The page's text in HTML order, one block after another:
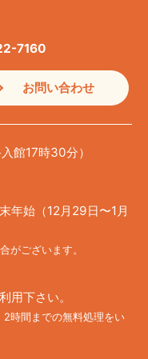
7160
お問い合わせ
館17時30分）
年始（12月29日〜1月
がございます。
用下さい。
2時間までの無料処理をい